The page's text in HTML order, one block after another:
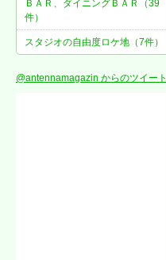
ＢＡＲ、ダイニングＢＡＲ（39
件）
スタジオの自由度ロケ地（7件）
@antennamagazin からのツイート